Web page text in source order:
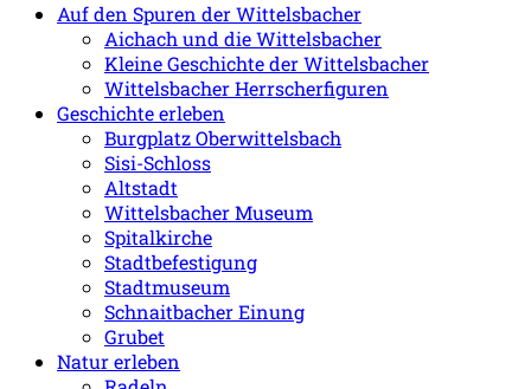
Auf den Spuren der Wittelsbacher
Aichach und die Wittelsbacher
Kleine Geschichte der Wittelsbacher
Wittelsbacher Herrscherfiguren
Geschichte erleben
Burgplatz Oberwittelsbach
Sisi-Schloss
Altstadt
Wittelsbacher Museum
Spitalkirche
Stadtbefestigung
Stadtmuseum
Schnaitbacher Einung
Grubet
Natur erleben